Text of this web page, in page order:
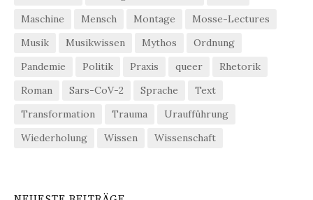
Maschine
Mensch Montage
Mosse-Lectures
Musik
Musikwissen Mythos
Ordnung
Pandemie
Politik Praxis queer
Rhetorik
Roman
Sars-CoV-2 Sprache
Text
Transformation
Trauma
Uraufführung
Wiederholung
Wissen Wissenschaft